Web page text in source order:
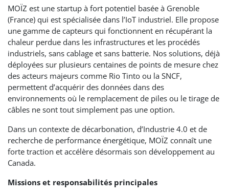
MOÏZ est une startup à fort potentiel basée à Grenoble
(France) qui est spécialisée dans l’IoT industriel. Elle propose
une gamme de capteurs qui fonctionnent en récupérant la
chaleur perdue dans les infrastructures et les procédés
industriels, sans cablage et sans batterie. Nos solutions, déjà
déployées sur plusieurs centaines de points de mesure chez
des acteurs majeurs comme Rio Tinto ou la SNCF,
permettent d’acquérir des données dans des
environnements où le remplacement de piles ou le tirage de
câbles ne sont tout simplement pas une option.
Dans un contexte de décarbonation, d’Industrie 4.0 et de
recherche de performance énergétique, MOÏZ connaît une
forte traction et accélère désormais son développement au
Canada.
Missions et responsabilités principales